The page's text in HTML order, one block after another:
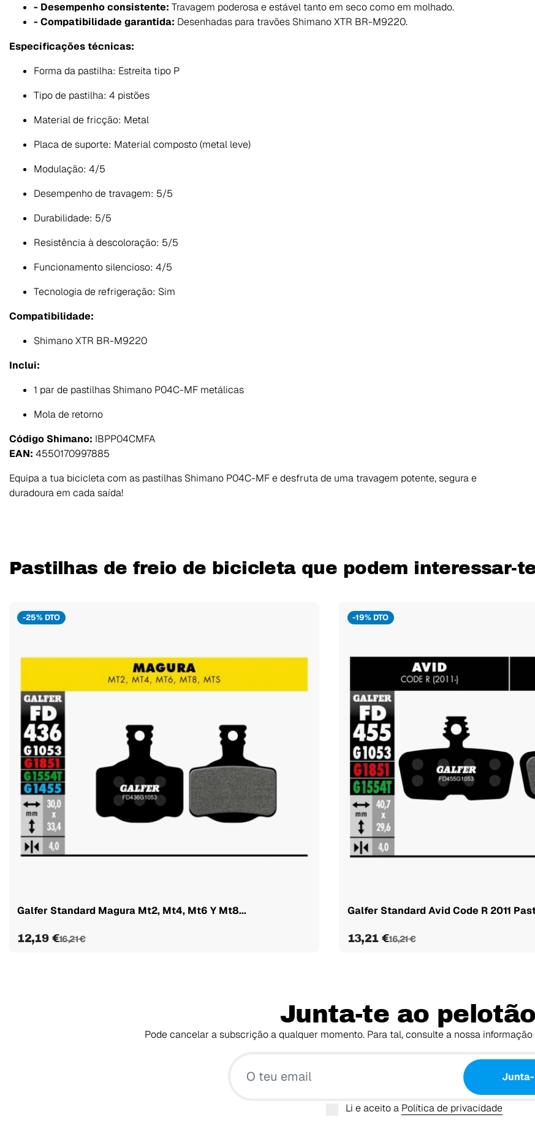
- Desempenho consistente: Travagem poderosa e estável tanto em seco como em molhado.
- Compatibilidade garantida: Desenhadas para travões Shimano XTR BR-M9220.
Especificações técnicas:
Forma da pastilha: Estreita tipo P
Tipo de pastilha: 4 pistões
Material de fricção: Metal
Placa de suporte: Material composto (metal leve)
Modulação: 4/5
Desempenho de travagem: 5/5
Durabilidade: 5/5
Resistência à descoloração: 5/5
Funcionamento silencioso: 4/5
Tecnologia de refrigeração: Sim
Compatibilidade:
Shimano XTR BR-M9220
Inclui:
1 par de pastilhas Shimano P04C-MF metálicas
Mola de retorno
Código Shimano: IBPP04CMFA
EAN: 4550170997885
Equipa a tua bicicleta com as pastilhas Shimano P04C-MF e desfruta de uma travagem potente, segura e
duradoura em cada saída!
Pastilhas de freio de bicicleta que podem interessar-
-25% DTO
Galfer Standard Magura Mt2, Mt4, Mt6 Y Mt8...
12,19 €16,21 €
-19% DTO
Galfer Standard Avid Code R 2011
13,21 €16,21 €
Junta-te ao
Pode cancelar a subscrição a qualquer momento. Para tal, consulte a nossa
Li e aceito a Política de privacidade